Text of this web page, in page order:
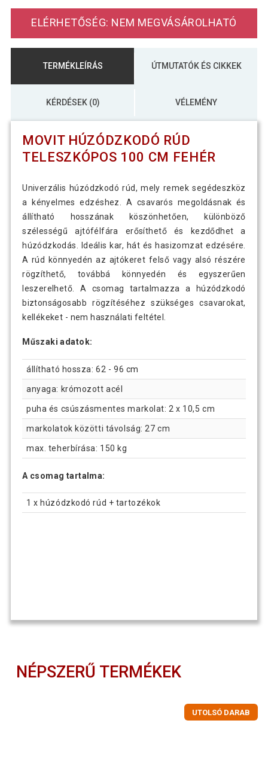
ELÉRHETŐSÉG: NEM MEGVÁSÁROLHATÓ
TERMÉKLEÍRÁS ÚTMUTATÓK ÉS CIKKEK
KÉRDÉSEK (0) VÉLEMÉNY
MOVIT HÚZÓDZKODÓ RÚD
TELESZKÓPOS 100 CM FEHÉR
Univerzális húzódzkodó rúd, mely remek segédeszköz
a kényelmes edzéshez. A csavarós megoldásnak és
állítható hosszának köszönhetően, különböző
szélességű ajtófélfára erősíthető és kezdődhet a
húzódzkodás. Ideális kar, hát és hasizomzat edzésére.
A rúd könnyedén az ajtókeret felső vagy alsó részére
rögzíthető, továbbá könnyedén és egyszerűen
leszerelhető. A csomag tartalmazza a húzódzkodó
biztonságosabb rögzítéséhez szükséges csavarokat,
kellékeket - nem használati feltétel.
Műszaki adatok:
állítható hossza: 62 - 96 cm
anyaga: krómozott acél
puha és csúszásmentes markolat: 2 x 10,5 cm
markolatok közötti távolság: 27 cm
max. teherbírása: 150 kg
A csomag tartalma:
1 x húzódzkodó rúd + tartozékok
NÉPSZERŰ TERMÉKEK
UTOLSÓ DARAB